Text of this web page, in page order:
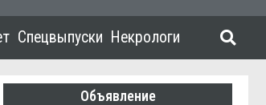
Спецвыпуски Некрологи
Объявление